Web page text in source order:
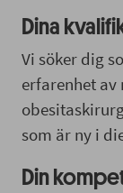
Dina
Vi söker dig
erfarenhet
som är ny i
Din